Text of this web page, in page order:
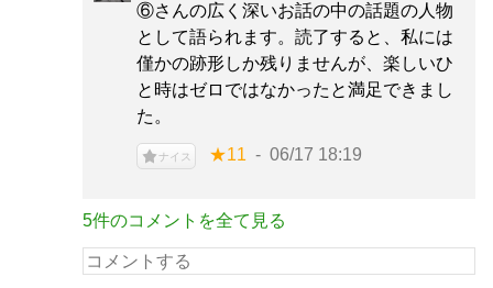
⑥さんの広く深いお話の中の話題の人物
として語られます。読了すると、私には
僅かの跡形しか残りませんが、楽しいひ
と時はゼロではなかったと満足できまし
た。
ナイス ★11 06/17 18:19
5件のコメントを全て見る